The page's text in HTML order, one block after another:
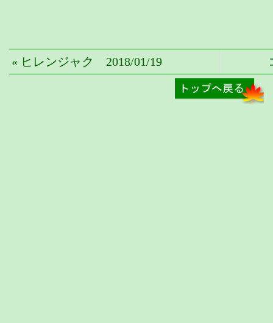
« ヒレンジャク 2018/01/19